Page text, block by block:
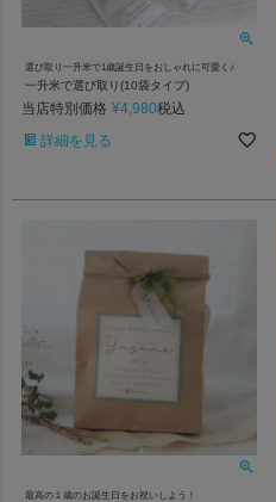
選び取り一升米で1歳誕生日をおしゃれに可愛く♪
一升米で選び取り(10袋タイプ)
当店特別価格 ¥4,980税込
詳細を見る
最高の１歳のお誕生日をお祝いしよう！